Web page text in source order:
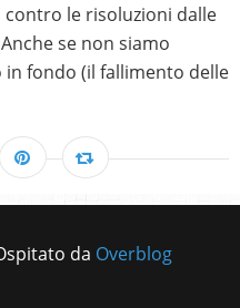
le risoluzioni dalle
se non siamo
in fondo (il fallimento delle
da Overblog